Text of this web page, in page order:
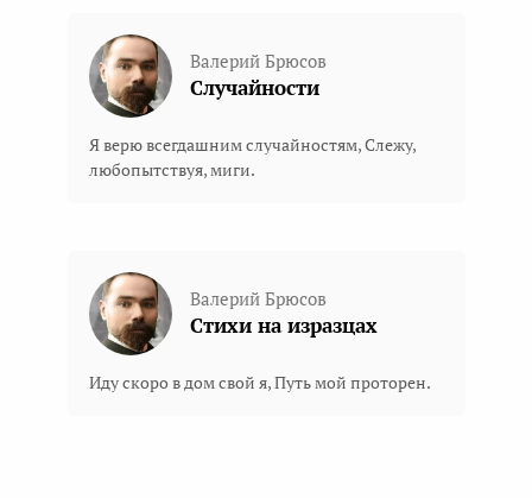
Валерий Брюсов
Случайности
Я верю всегдашним случайностям, Слежу,
любопытствуя, миги.
Валерий Брюсов
Стихи на изразцах
Иду скоро в дом свой я, Путь мой проторен.